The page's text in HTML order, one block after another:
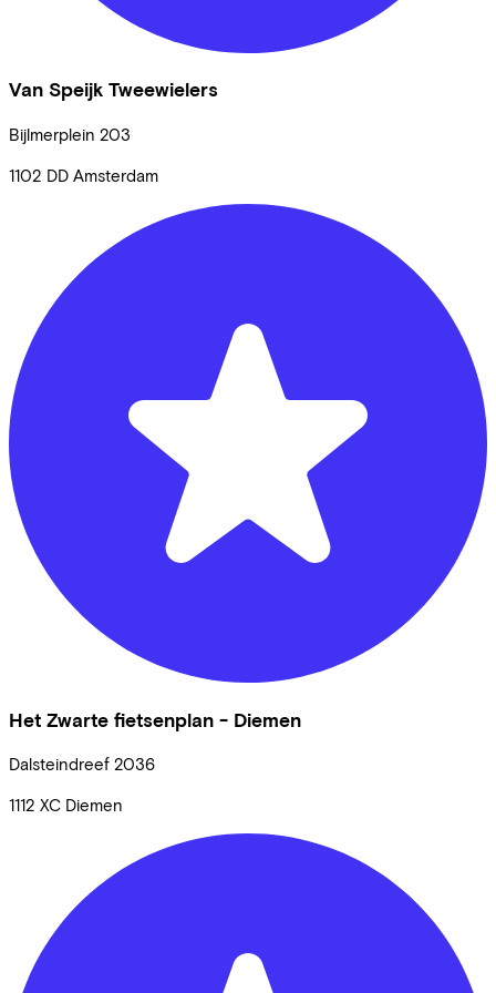
Van Speijk Tweewielers
Bijlmerplein 203
1102 DD Amsterdam
Het Zwarte fietsenplan - Diemen
Dalsteindreef 2036
1112 XC Diemen